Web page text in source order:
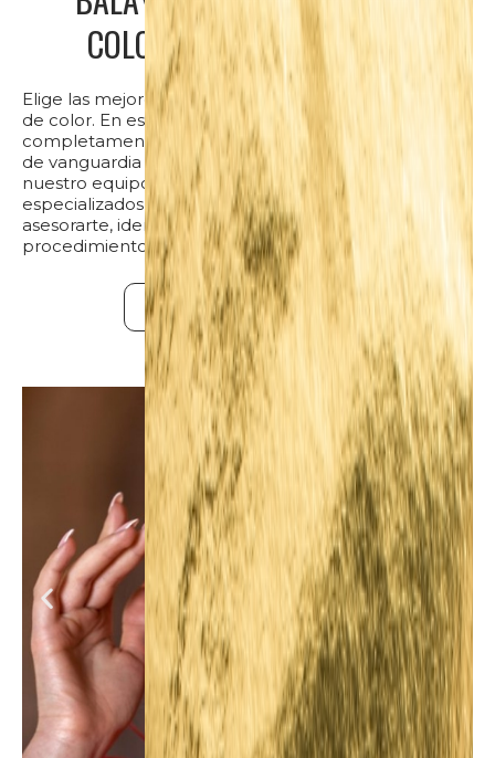
COLORIMETRÍA AVANZADA
Elige las mejores técnicas del mercado para tu diseño
de color. En este espacio cuentas con asesorías
completamente personalizadas y todos los métodos
de vanguardia en diseño de color y corte. Todo
nuestro equipo de estilistas y profesionales están
especializados en las mejores técnicas para
asesorarte, identificar y elegir los mejores
procedimientos para ti.
¡Quiero una cita!